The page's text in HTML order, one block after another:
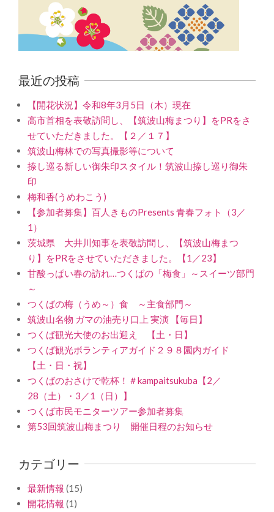
最近の投稿
【開花状況】令和8年3月5日（木）現在
高市首相を表敬訪問し、【筑波山梅まつり】をPRをさ
せていただきました。【２／１７】
筑波山梅林での写真撮影等について
捺し巡る新しい御朱印スタイル！筑波山捺し巡り御朱
印
梅和香(うめわこう)
【参加者募集】百人きものPresents 青春フォト（3／
1）
茨城県 大井川知事を表敬訪問し、【筑波山梅まつ
り】をPRをさせていただきました。【1／23】
甘酸っぱい春の訪れ…つくばの「梅食」～スイーツ部門
～
つくばの梅（うめ～）食 ～主食部門～
筑波山名物 ガマの油売り口上 実演 【毎日】
つくば観光大使のお出迎え 【土・日】
つくば観光ボランティアガイド２９８園内ガイド
【土・日・祝】
つくばのおさけで乾杯！＃kampaitsukuba【2／
28（土）・3／1（日）】
つくば市民モニターツアー参加者募集
第53回筑波山梅まつり 開催日程のお知らせ
カテゴリー
最新情報 (15)
開花情報 (1)